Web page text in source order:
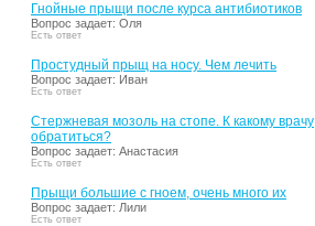
Гнойные прыщи после курса антибиотиков
Вопрос задает: Оля
Есть ответ
Простудный прыщ на носу. Чем лечить
Вопрос задает: Иван
Есть ответ
Стержневая мозоль на стопе. К какому врачу
обратиться?
Вопрос задает: Анастасия
Есть ответ
Прыщи большие с гноем, очень много их
Вопрос задает: Лили
Есть ответ